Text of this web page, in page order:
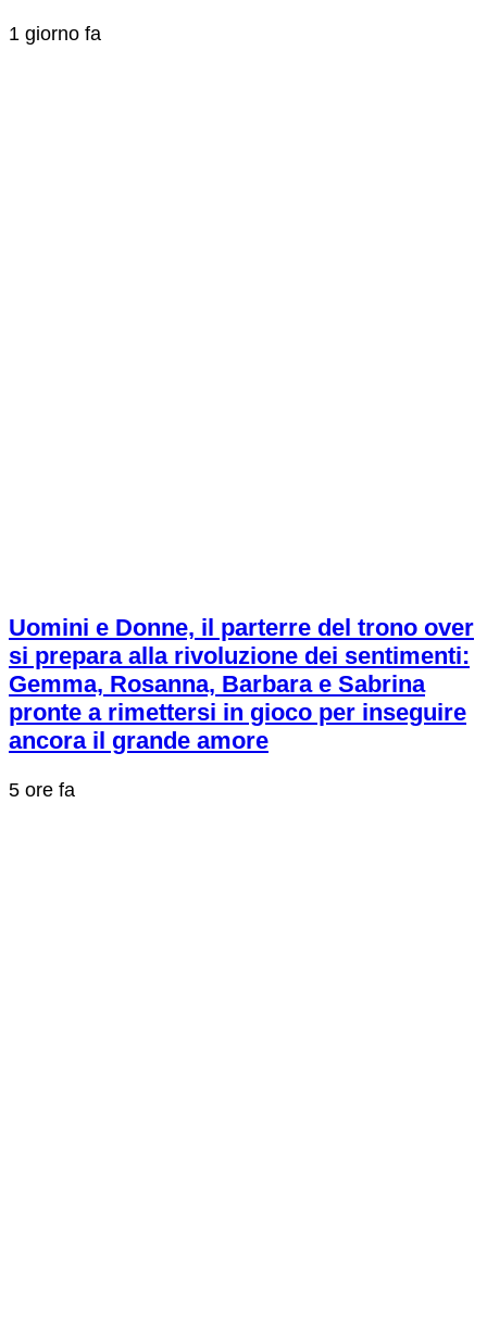
1 giorno fa
Uomini e Donne, il parterre del trono over
si prepara alla rivoluzione dei sentimenti:
Gemma, Rosanna, Barbara e Sabrina
pronte a rimettersi in gioco per inseguire
ancora il grande amore
5 ore fa